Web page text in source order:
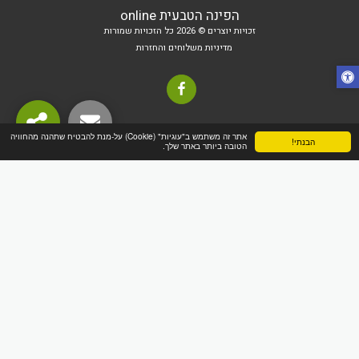
הבנתי!
אתר זה משתמש ב"עוגיות" (Cookie) על-מנת להבטיח שתהנה מהחוויה
הטובה ביותר באתר שלך.
הפינה הטבעית online
זכויות יוצרים © 2026 כל הזכויות שמורות
מדיניות משלוחים והחזרות